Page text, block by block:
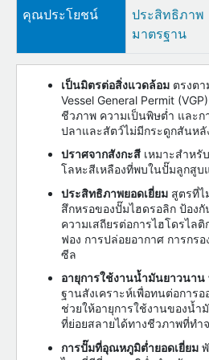
คุณประโยชน์
ประสิทธิภาพ
มาตรฐาน
เป็นมิตรต่อสิ่งแวดล้อม ตรงต
Vessel General Permit
ชีวภาพ ความเป็นพิษต่ำ และ
ปลาและสัตว์ไม่มีกระดูกสันหลั
ปราศจากสังกะสี เหมาะสำหรั
โลหะสีเหลืองที่พบในปั๊มลูกสูบ
ประสิทธิภาพยอดเยี่ยม สูตรที่ไ
สึกหรอของปั๊มไฮดรอลิก ป้อง
ความเสถียรต่อการไฮโดรไล
ฟอง การปล่อยอากาศ การกร
ซีล
อายุการใช้งานน้ำมันยาวนาน
ฐานสังเคราะห์เพื่อทนต่อการ
ช่วยให้อายุการใช้งานของน้
ที่ย่อยสลายได้ทางชีวภาพที่ทำ
การปั๊มที่อุณหภูมิต่ำยอดเยี่ยม